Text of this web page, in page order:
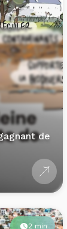
de
2 min